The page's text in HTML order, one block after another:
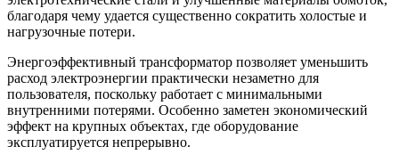
благодаря чему удается существенно сократить холостые и
нагрузочные потери.
Энергоэффективный трансформатор позволяет уменьшить
расход электроэнергии практически незаметно для
пользователя, поскольку работает с минимальными
внутренними потерями. Особенно заметен экономический
эффект на крупных объектах, где оборудование
эксплуатируется непрерывно.